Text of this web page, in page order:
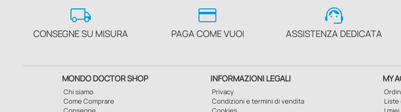
local_shipping
CONSEGNE SU MISURA
credit_card
PAGA COME VUOI
support_agent
ASSISTENZA DEDICATA
MONDO DOCTOR SHOP
Chi siamo
Come Comprare
INFORMAZIONI LEGALI
Privacy
Condizioni e termini di vendita
MY
Liste